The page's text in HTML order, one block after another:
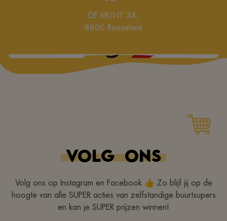
DE MUNT 34,
8800 Roeselare
VOLG ONS
Volg ons op Instagram en Facebook 👍 Zo blijf jij op de
hoogte van alle SUPER acties van zelfstandige buurtsupers
en kan je SUPER prijzen winnen!